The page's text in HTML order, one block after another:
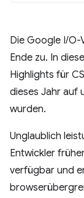
Die Google I/O-
Ende zu. In
Highlights für
dieses Jahr auf
wurden.
Unglaublich
Entwickler
verfügbar und